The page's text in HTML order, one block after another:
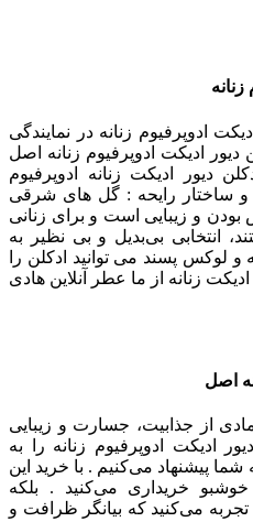
ادوپرفیوم زنانه در نمایندگی
ادیکت ادوپرفیوم زنانه اصل
دیور ادیکت زنانه ادوپرفیوم
ساختار رایحه : گل های شرقی
و زیبایی است و برای زنانی
انتخابی بی‌بدیل و بی نظیر به
لوکس پسند می توانید ادکلن را
زنانه از ما عطر آنلاین هادی
اصل
از جذابیت، جسارت و زیبایی
ادیکت ادوپرفیوم زنانه را به
پیشنهاد می‌کنیم . با خرید این
خریداری می‌کنید . بلکه
می‌کنید که بیانگر ظرافت و